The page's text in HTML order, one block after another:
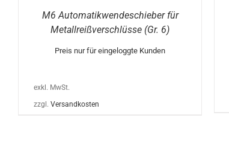
M6 Automatikwendeschieber für
Metallreißverschlüsse (Gr. 6)
Preis nur für eingeloggte Kunden
exkl. MwSt.
zzgl. Versandkosten